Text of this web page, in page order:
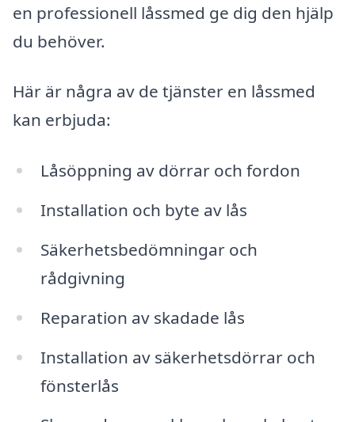
en professionell låssmed ge dig den hjälp
du behöver.
Här är några av de tjänster en låssmed
kan erbjuda:
Låsöppning av dörrar och fordon
Installation och byte av lås
Säkerhetsbedömningar och
rådgivning
Reparation av skadade lås
Installation av säkerhetsdörrar och
fönsterlås